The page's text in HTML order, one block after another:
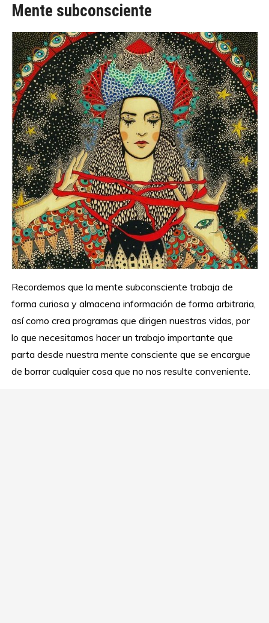
Mente subconsciente
Recordemos que la mente subconsciente trabaja de
forma curiosa y almacena información de forma arbitraria,
así como crea programas que dirigen nuestras vidas, por
lo que necesitamos hacer un trabajo importante que
parta desde nuestra mente consciente que se encargue
de borrar cualquier cosa que no nos resulte conveniente.